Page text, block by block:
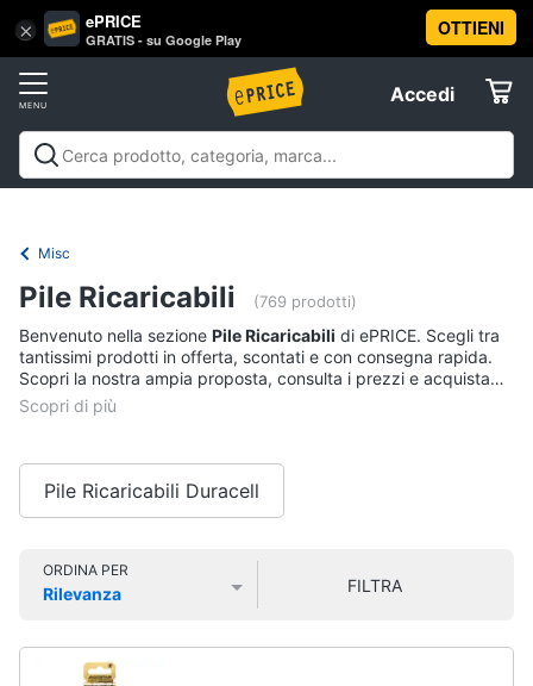
× ePRICE
GRATIS - su Google Play
OTTIENI
Accedi
Accedi
Registrati
Offerte
Informatica
Telefonia
Tv
Home
Cinema
home
Vai
al
Misc
Pile Ricaricabili (769 prodotti)
Benvenuto nella sezione Pile Ricaricabili di ePRICE. Scegli tra
tantissimi prodotti in offerta, scontati e con consegna rapida.
Scopri la nostra ampia proposta, consulta i prezzi e acquista
comodamente online.
Pile Ricaricabili Duracell
ORDINA PER
Rilevanza
FILTRA